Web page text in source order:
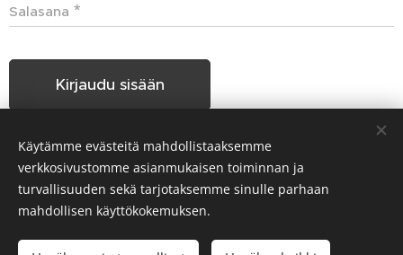
Salasana
Kirjaudu sisään
Unohditko salasanasi?
Hakunilan Seudun Koiraharrastajat HSKH ry
Käytämme evästeitä mahdollistaaksemme
verkkosivustomme asianmukaisen toiminnan ja
turvallisuuden sekä tarjotaksemme sinulle parhaan
mahdollisen käyttökokemuksen.